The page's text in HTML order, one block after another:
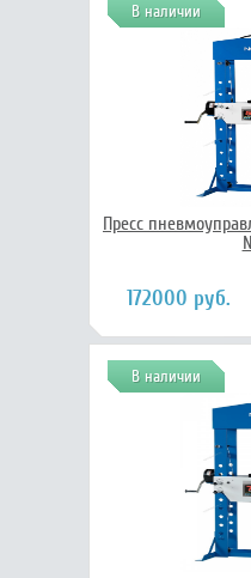
В наличии
Пресс
172000 руб.
В наличии